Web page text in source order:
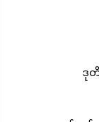
ဒုတိ